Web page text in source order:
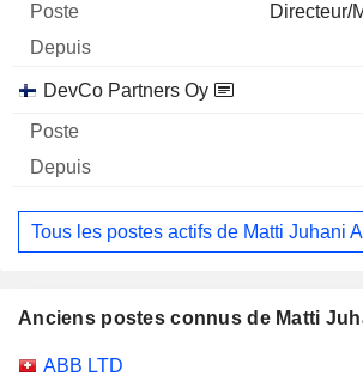
Directeur/
DevCo Partners Oy
Tous les postes actifs de Matti Juhani
Anciens postes connus de Matti
Sociétés Poste
ABB LTD